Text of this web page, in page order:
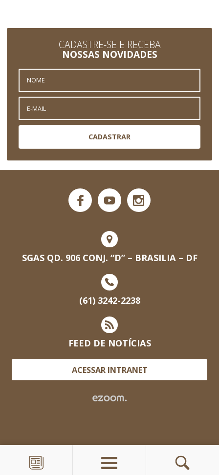
CADASTRE-SE E RECEBA
NOSSAS NOVIDADES
CADASTRAR
SGAS QD. 906 CONJ. “D” – BRASILIA – DF
(61) 3242-2238
FEED DE NOTÍCIAS
ACESSAR INTRANET